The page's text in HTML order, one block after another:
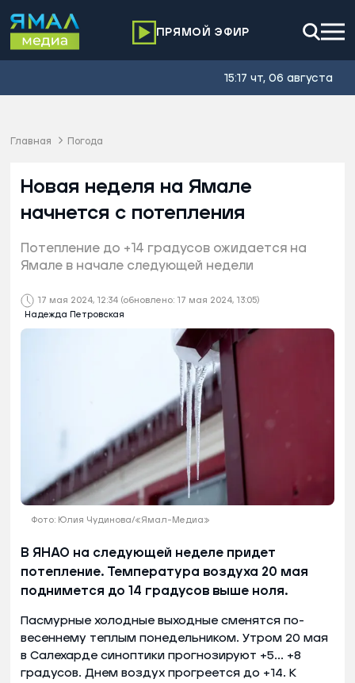
ПРЯМОЙ ЭФИР
15:17 чт, 06 августа
Главная Погода
17 мая 2024, 12:34 (обновлено: 17 мая 2024, 13:05)
Надежда Петровская
Новая неделя на Ямале
начнется с потепления
Потепление до +14 градусов ожидается на
Ямале в начале следующей недели
Фото: Юлия Чудинова/«Ямал-Медиа»
В ЯНАО на следующей неделе придет
потепление. Температура воздуха 20 мая
поднимется до 14 градусов выше ноля.
Пасмурные холодные выходные сменятся по-
весеннему теплым понедельником. Утром 20 мая
в Салехарде синоптики прогнозируют +5... +8
градусов. Днем воздух прогреется до +14. К